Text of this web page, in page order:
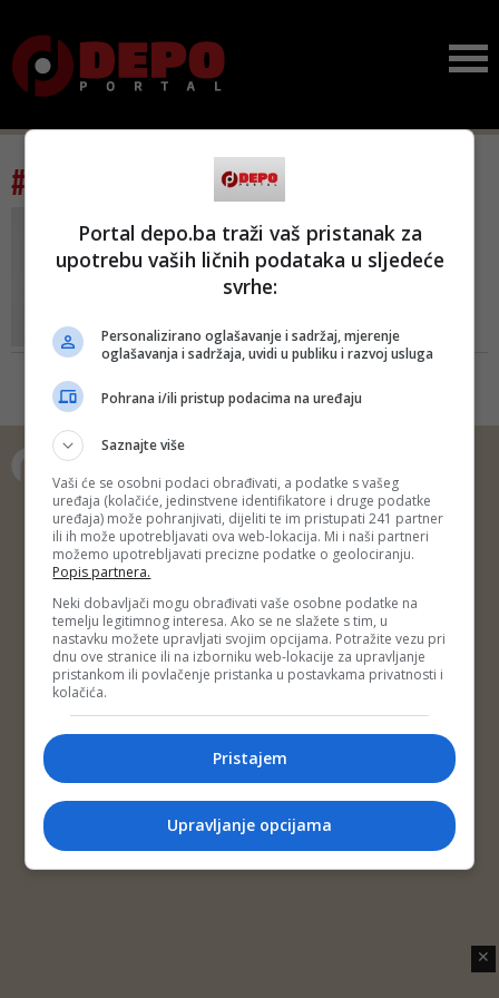
#tag: Rajska dolina
NABAVKE PODNIJELA
PRIJAVU ZBOG SUMNJE NA
hotela 'Rajska dolina' na
Ja...
prijave koju je Transparency
International u BiH uputio u aprilu
oko 3,1 milion KM
Copyright © 2014 Depo Portal
Impressum
Kontakt Marketing
Privatnost korisnika
O nama
✕
Portal depo.ba traži vaš pristanak za
upotrebu vaših ličnih podataka u sljedeće
svrhe:
Personalizirano oglašavanje i sadržaj, mjerenje
oglašavanja i sadržaja, uvidi u publiku i razvoj usluga
Pohrana i/ili pristup podacima na uređaju
Saznajte više
Vaši će se osobni podaci obrađivati, a podatke s vašeg
uređaja (kolačiće, jedinstvene identifikatore i druge podatke
uređaja) može pohranjivati, dijeliti te im pristupati 241 partner
ili ih može upotrebljavati ova web-lokacija. Mi i naši partneri
možemo upotrebljavati precizne podatke o geolociranju.
Popis partnera.
Neki dobavljači mogu obrađivati vaše osobne podatke na
temelju legitimnog interesa. Ako se ne slažete s tim, u
nastavku možete upravljati svojim opcijama. Potražite vezu pri
dnu ove stranice ili na izborniku web-lokacije za upravljanje
pristankom ili povlačenje pristanka u postavkama privatnosti i
kolačića.
Pristajem
Upravljanje opcijama